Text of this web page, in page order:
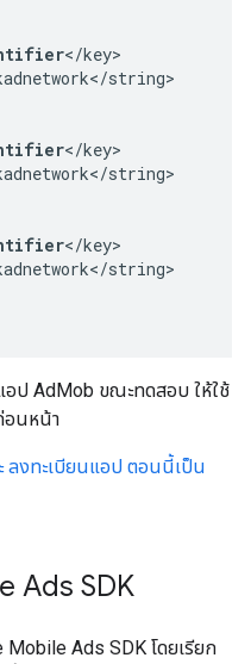
</key>
string>
</key>
string>
</key>
string>
อป AdMob ขณะทดสอบ ให้ใช้
อนหน้า
ลงทะเบียนแอป ตอนนี้เป็น
Ads SDK
Mobile Ads SDK โดยเรียก